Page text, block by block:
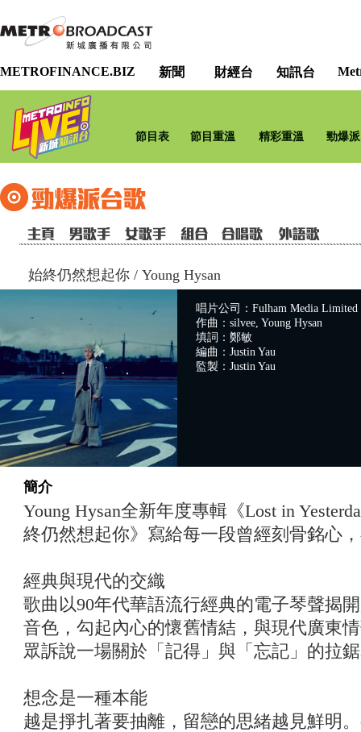
METROFINANCE.BIZ 新聞 財經台 知訊台
節目表 節目重溫 精彩重溫 勁爆
始終仍然想起你 / Young Hysan
唱片公司：Fulham Media Limited
作曲：silvee, Young Hysan
填詞：鄭敏
編曲：Justin Yau
監製：Justin Yau
簡介
Young Hysan全新年度專輯《Lost in
終仍然想起你》寫給每一段曾經刻骨銘心
經典與現代的交織
歌曲以90年代華語流行經典的電子琴聲揭
音色，勾起內心的懷舊情結，與現代廣東
眾訴說一場關於「記得」與「忘記」的拉
想念是一種本能
越是掙扎著要抽離，留戀的思緒越見鮮明